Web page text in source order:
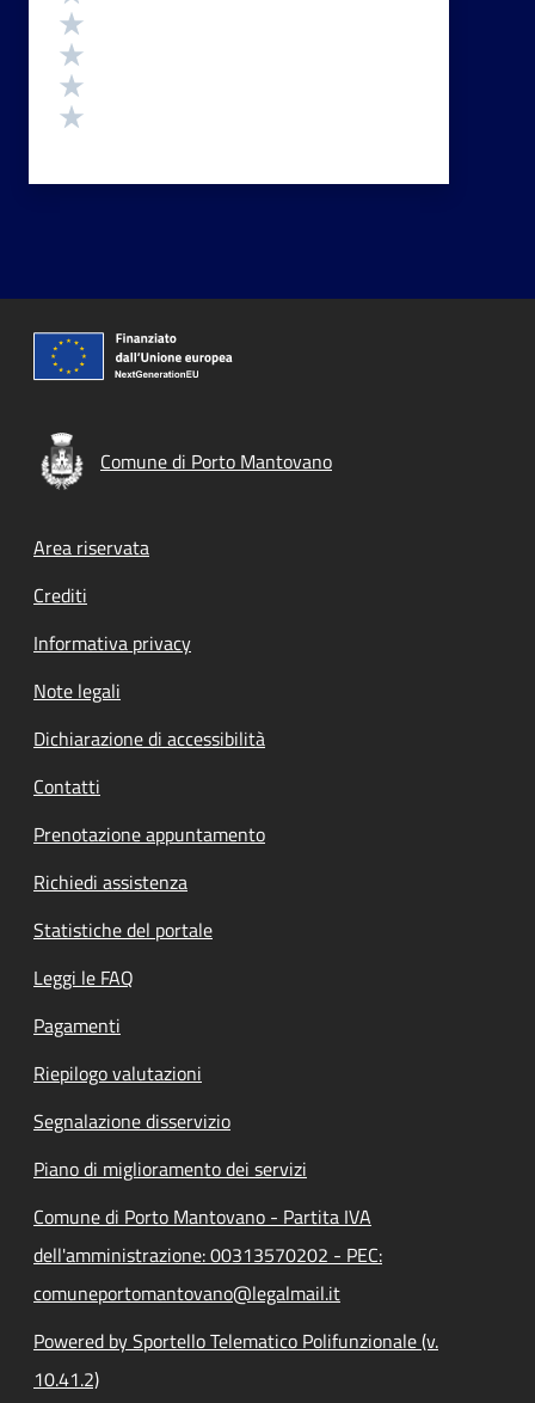
Comune di Porto Mantovano
Footer menu
Area riservata
Crediti
Informativa privacy
Note legali
Dichiarazione di accessibilità
Contatti
Prenotazione appuntamento
Richiedi assistenza
Statistiche del portale
Leggi le FAQ
Pagamenti
Riepilogo valutazioni
Segnalazione disservizio
Piano di miglioramento dei servizi
Comune di Porto Mantovano - Partita IVA
dell'amministrazione: 00313570202 - PEC:
comuneportomantovano@legalmail.it
Powered by Sportello Telematico Polifunzionale (v.
10.41.2)